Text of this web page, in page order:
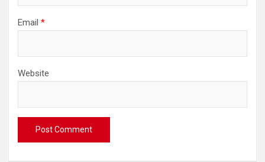
Email *
Website